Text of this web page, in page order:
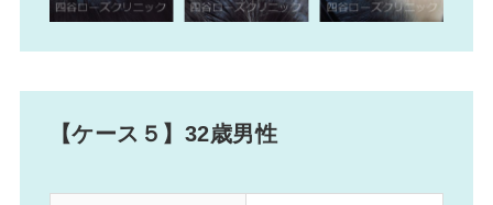
【ケース５】32歳男性